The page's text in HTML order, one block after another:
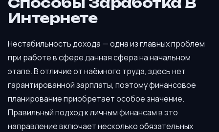
Интернете
Нестабильность дохода — одна из главных проблем
при работе в сфере данная сфера на начальном
этапе. В отличие от наёмного труда, здесь нет
гарантированной зарплаты, поэтому финансовое
планирование приобретает особое значение.
Правильный подход к личным финансам в это
направление включает несколько обязательных